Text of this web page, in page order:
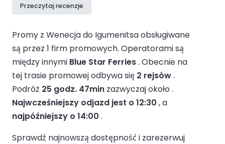
Przeczytaj recenzje
Promy z Wenecja do Igumenitsa obsługiwane
są przez 1 firm promowych. Operatorami są
między innymi Blue Star Ferries. Obecnie na
tej trasie promowej odbywa się 2 rejsów.
Podróż 25 godz. 47min zazwyczaj około .
Najwcześniejszy odjazd jest o 12:30 , a
najpóźniejszy o 14:00 .
Sprawdź najnowszą dostępność i zarezerwuj